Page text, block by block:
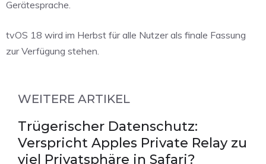
Gerätesprache.
tvOS 18 wird im Herbst für alle Nutzer als finale Fassung
zur Verfügung stehen.
WEITERE ARTIKEL
Trügerischer Datenschutz:
Verspricht Apples Private Relay zu
viel Privatsphäre in Safari?